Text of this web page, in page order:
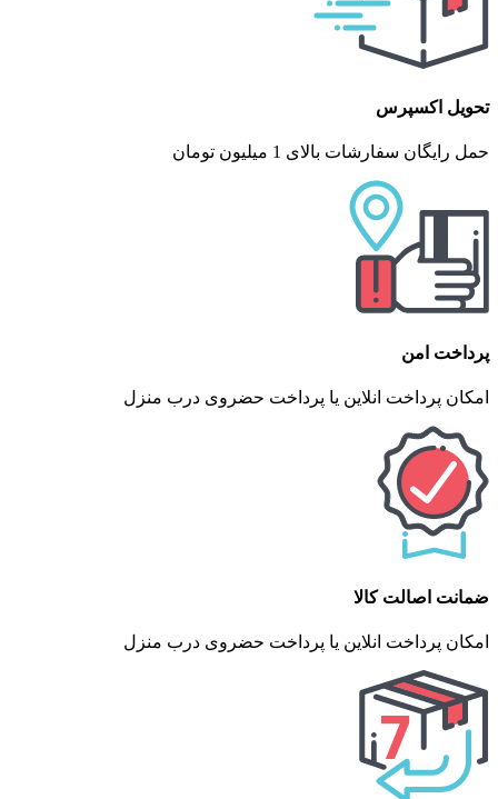
تحویل اکسپرس
حمل رایگان سفارشات بالای 1 میلیون تومان
پرداخت امن
امکان پرداخت انلاین یا پرداخت حضروی درب منزل
ضمانت اصالت کالا
امکان پرداخت انلاین یا پرداخت حضروی درب منزل